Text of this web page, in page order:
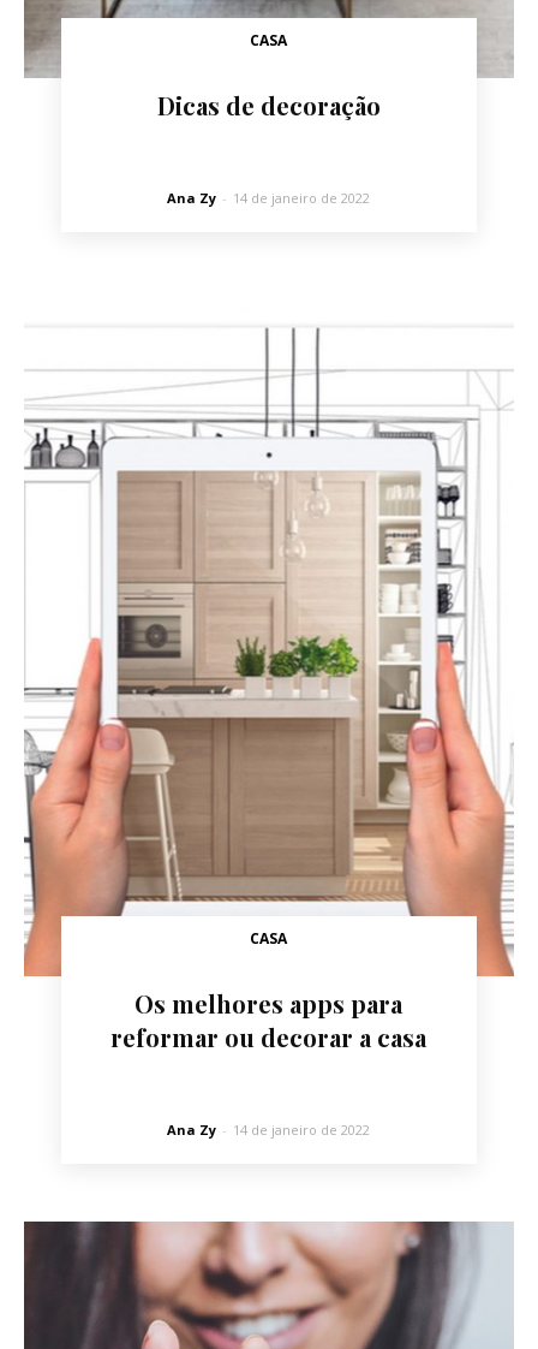
CASA
Dicas de decoração
Ana Zy - 14 de janeiro de 2022
CASA
Os melhores apps para
reformar ou decorar a casa
Ana Zy - 14 de janeiro de 2022